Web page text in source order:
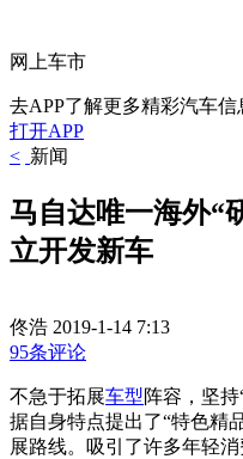
网上车市
去APP了解更多精彩汽车信
打开APP
< 新闻
马自达唯一海外“
立开发新车
佟浩 2019-1-14 7:13
95条评论
不急于拓展车型阵容，坚
据自身特点提出了“特色精
展路线。吸引了许多年轻消